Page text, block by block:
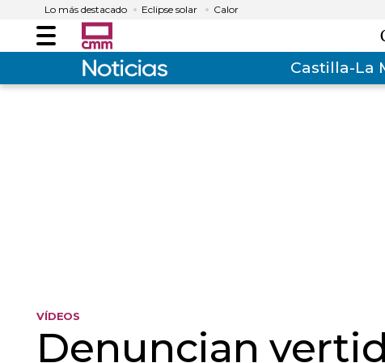
Lo más destacado Eclipse solar Calor
Menú
Castilla-La
VÍDEOS
Denuncian